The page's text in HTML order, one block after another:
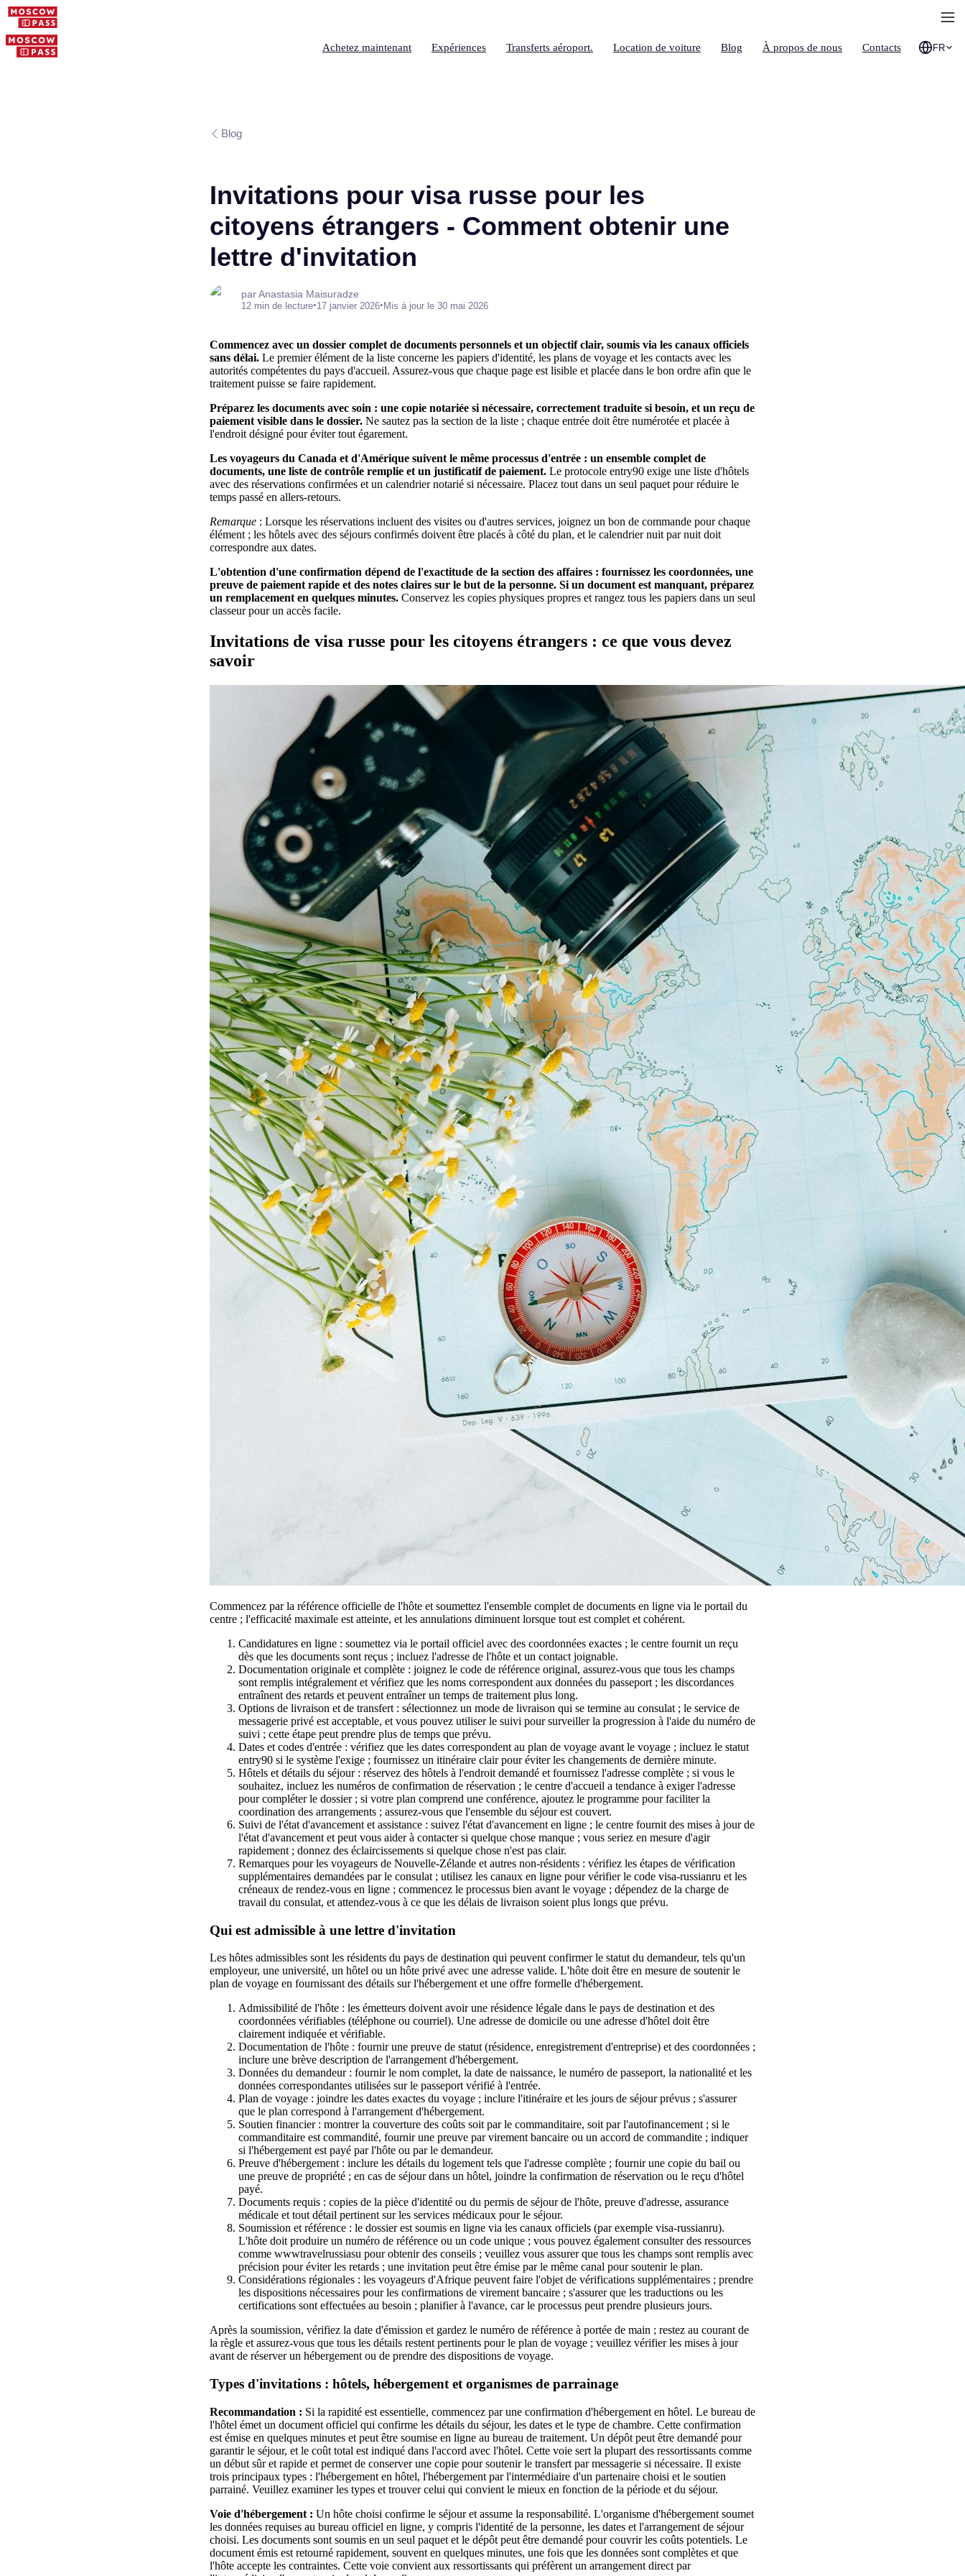
Achetez maintenant Expériences Transferts aéroport. Location de voiture Blog À propos de nous Contacts FR
Blog
Invitations pour visa russe pour les
citoyens étrangers - Comment obtenir une
lettre d'invitation
par Anastasia Maisuradze
12 min de lecture•17 janvier 2026•Mis à jour le 30 mai 2026
Commencez avec un dossier complet de documents personnels et un objectif clair, soumis via les canaux officiels
sans délai. Le premier élément de la liste concerne les papiers d'identité, les plans de voyage et les contacts avec les
autorités compétentes du pays d'accueil. Assurez-vous que chaque page est lisible et placée dans le bon ordre afin que le
traitement puisse se faire rapidement.
Préparez les documents avec soin : une copie notariée si nécessaire, correctement traduite si besoin, et un reçu de
paiement visible dans le dossier. Ne sautez pas la section de la liste ; chaque entrée doit être numérotée et placée à
l'endroit désigné pour éviter tout égarement.
Les voyageurs du Canada et d'Amérique suivent le même processus d'entrée : un ensemble complet de
documents, une liste de contrôle remplie et un justificatif de paiement. Le protocole entry90 exige une liste d'hôtels
avec des réservations confirmées et un calendrier notarié si nécessaire. Placez tout dans un seul paquet pour réduire le
temps passé en allers-retours.
Remarque : Lorsque les réservations incluent des visites ou d'autres services, joignez un bon de commande pour chaque
élément ; les hôtels avec des séjours confirmés doivent être placés à côté du plan, et le calendrier nuit par nuit doit
correspondre aux dates.
L'obtention d'une confirmation dépend de l'exactitude de la section des affaires : fournissez les coordonnées, une
preuve de paiement rapide et des notes claires sur le but de la personne. Si un document est manquant, préparez
un remplacement en quelques minutes. Conservez les copies physiques propres et rangez tous les papiers dans un seul
classeur pour un accès facile.
Invitations de visa russe pour les citoyens étrangers : ce que vous devez
savoir
Commencez par la référence officielle de l'hôte et soumettez l'ensemble complet de documents en ligne via le portail du
centre ; l'efficacité maximale est atteinte, et les annulations diminuent lorsque tout est complet et cohérent.
Candidatures en ligne : soumettez via le portail officiel avec des coordonnées exactes ; le centre fournit un reçu
dès que les documents sont reçus ; incluez l'adresse de l'hôte et un contact joignable.
Documentation originale et complète : joignez le code de référence original, assurez-vous que tous les champs
sont remplis intégralement et vérifiez que les noms correspondent aux données du passeport ; les discordances
entraînent des retards et peuvent entraîner un temps de traitement plus long.
Options de livraison et de transfert : sélectionnez un mode de livraison qui se termine au consulat ; le service de
messagerie privé est acceptable, et vous pouvez utiliser le suivi pour surveiller la progression à l'aide du numéro de
suivi ; cette étape peut prendre plus de temps que prévu.
Dates et codes d'entrée : vérifiez que les dates correspondent au plan de voyage avant le voyage ; incluez le statut
entry90 si le système l'exige ; fournissez un itinéraire clair pour éviter les changements de dernière minute.
Hôtels et détails du séjour : réservez des hôtels à l'endroit demandé et fournissez l'adresse complète ; si vous le
souhaitez, incluez les numéros de confirmation de réservation ; le centre d'accueil a tendance à exiger l'adresse
pour compléter le dossier ; si votre plan comprend une conférence, ajoutez le programme pour faciliter la
coordination des arrangements ; assurez-vous que l'ensemble du séjour est couvert.
Suivi de l'état d'avancement et assistance : suivez l'état d'avancement en ligne ; le centre fournit des mises à jour de
l'état d'avancement et peut vous aider à contacter si quelque chose manque ; vous seriez en mesure d'agir
rapidement ; donnez des éclaircissements si quelque chose n'est pas clair.
Remarques pour les voyageurs de Nouvelle-Zélande et autres non-résidents : vérifiez les étapes de vérification
supplémentaires demandées par le consulat ; utilisez les canaux en ligne pour vérifier le code visa-russianru et les
créneaux de rendez-vous en ligne ; commencez le processus bien avant le voyage ; dépendez de la charge de
travail du consulat, et attendez-vous à ce que les délais de livraison soient plus longs que prévu.
Qui est admissible à une lettre d'invitation
Les hôtes admissibles sont les résidents du pays de destination qui peuvent confirmer le statut du demandeur, tels qu'un
employeur, une université, un hôtel ou un hôte privé avec une adresse valide. L'hôte doit être en mesure de soutenir le
plan de voyage en fournissant des détails sur l'hébergement et une offre formelle d'hébergement.
Admissibilité de l'hôte : les émetteurs doivent avoir une résidence légale dans le pays de destination et des
coordonnées vérifiables (téléphone ou courriel). Une adresse de domicile ou une adresse d'hôtel doit être
clairement indiquée et vérifiable.
Documentation de l'hôte : fournir une preuve de statut (résidence, enregistrement d'entreprise) et des coordonnées ;
inclure une brève description de l'arrangement d'hébergement.
Données du demandeur : fournir le nom complet, la date de naissance, le numéro de passeport, la nationalité et les
données correspondantes utilisées sur le passeport vérifié à l'entrée.
Plan de voyage : joindre les dates exactes du voyage ; inclure l'itinéraire et les jours de séjour prévus ; s'assurer
que le plan correspond à l'arrangement d'hébergement.
Soutien financier : montrer la couverture des coûts soit par le commanditaire, soit par l'autofinancement ; si le
commanditaire est commandité, fournir une preuve par virement bancaire ou un accord de commandite ; indiquer
si l'hébergement est payé par l'hôte ou par le demandeur.
Preuve d'hébergement : inclure les détails du logement tels que l'adresse complète ; fournir une copie du bail ou
une preuve de propriété ; en cas de séjour dans un hôtel, joindre la confirmation de réservation ou le reçu d'hôtel
payé.
Documents requis : copies de la pièce d'identité ou du permis de séjour de l'hôte, preuve d'adresse, assurance
médicale et tout détail pertinent sur les services médicaux pour le séjour.
Soumission et référence : le dossier est soumis en ligne via les canaux officiels (par exemple visa-russianru).
L'hôte doit produire un numéro de référence ou un code unique ; vous pouvez également consulter des ressources
comme wwwtravelrussiasu pour obtenir des conseils ; veuillez vous assurer que tous les champs sont remplis avec
précision pour éviter les retards ; une invitation peut être émise par le même canal pour soutenir le plan.
Considérations régionales : les voyageurs d'Afrique peuvent faire l'objet de vérifications supplémentaires ; prendre
les dispositions nécessaires pour les confirmations de virement bancaire ; s'assurer que les traductions ou les
certifications sont effectuées au besoin ; planifier à l'avance, car le processus peut prendre plusieurs jours.
Après la soumission, vérifiez la date d'émission et gardez le numéro de référence à portée de main ; restez au courant de
la règle et assurez-vous que tous les détails restent pertinents pour le plan de voyage ; veuillez vérifier les mises à jour
avant de réserver un hébergement ou de prendre des dispositions de voyage.
Types d'invitations : hôtels, hébergement et organismes de parrainage
Recommandation : Si la rapidité est essentielle, commencez par une confirmation d'hébergement en hôtel. Le bureau de
l'hôtel émet un document officiel qui confirme les détails du séjour, les dates et le type de chambre. Cette confirmation
est émise en quelques minutes et peut être soumise en ligne au bureau de traitement. Un dépôt peut être demandé pour
garantir le séjour, et le coût total est indiqué dans l'accord avec l'hôtel. Cette voie sert la plupart des ressortissants comme
un début sûr et rapide et permet de conserver une copie pour soutenir le transfert par messagerie si nécessaire. Il existe
trois principaux types : l'hébergement en hôtel, l'hébergement par l'intermédiaire d'un partenaire choisi et le soutien
parrainé. Veuillez examiner les types et trouver celui qui convient le mieux en fonction de la période et du séjour.
Voie d'hébergement : Un hôte choisi confirme le séjour et assume la responsabilité. L'organisme d'hébergement soumet
les données requises au bureau officiel en ligne, y compris l'identité de la personne, les dates et l'arrangement de séjour
choisi. Les documents sont soumis en un seul paquet et le dépôt peut être demandé pour couvrir les coûts potentiels. Le
document émis est retourné rapidement, souvent en quelques minutes, une fois que les données sont complètes et que
l'hôte accepte les contraintes. Cette voie convient aux ressortissants qui préfèrent un arrangement direct par